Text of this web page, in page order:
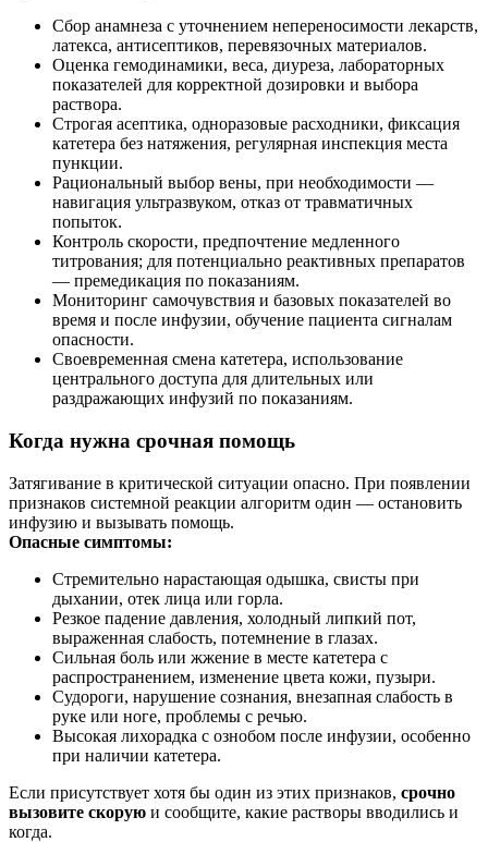
Сбор анамнеза с уточнением непереносимости лекарств,
латекса, антисептиков, перевязочных материалов.
Оценка гемодинамики, веса, диуреза, лабораторных
показателей для корректной дозировки и выбора
раствора.
Строгая асептика, одноразовые расходники, фиксация
катетера без натяжения, регулярная инспекция места
пункции.
Рациональный выбор вены, при необходимости —
навигация ультразвуком, отказ от травматичных
попыток.
Контроль скорости, предпочтение медленного
титрования; для потенциально реактивных препаратов
— премедикация по показаниям.
Мониторинг самочувствия и базовых показателей во
время и после инфузии, обучение пациента сигналам
опасности.
Своевременная смена катетера, использование
центрального доступа для длительных или
раздражающих инфузий по показаниям.
Когда нужна срочная помощь
Затягивание в критической ситуации опасно. При появлении
признаков системной реакции алгоритм один — остановить
инфузию и вызывать помощь.
Опасные симптомы:
Стремительно нарастающая одышка, свисты при
дыхании, отек лица или горла.
Резкое падение давления, холодный липкий пот,
выраженная слабость, потемнение в глазах.
Сильная боль или жжение в месте катетера с
распространением, изменение цвета кожи, пузыри.
Судороги, нарушение сознания, внезапная слабость в
руке или ноге, проблемы с речью.
Высокая лихорадка с ознобом после инфузии, особенно
при наличии катетера.
Если присутствует хотя бы один из этих признаков, срочно
вызовите скорую и сообщите, какие растворы вводились и
когда.